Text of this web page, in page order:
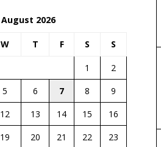
August 2026
W T F S S
1
2
5 6 7 8
9
12 13 14 15
16
19 20 21 22
23